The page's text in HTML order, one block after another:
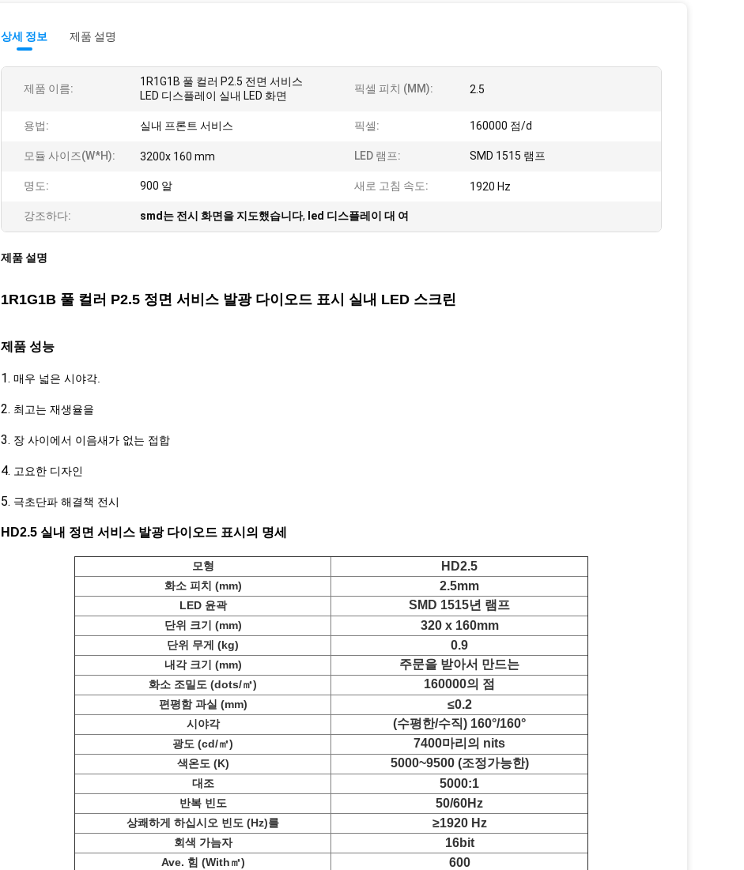
상세 정보 제품 설명
제품 이름:
1R1G1B 풀 컬러 P2.5 전면 서비스
LED 디스플레이 실내 LED 화면
픽셀 피치 (MM): 2.5
용법: 실내 프론트 서비스 픽셀: 160000 점/d
모듈 사이즈(W*H): 3200x 160 mm LED 램프: SMD 1515 램프
명도: 900 알 새로 고침 속도: 1920 Hz
강조하다: smd는 전시 화면을 지도했습니다, led 디스플레이 대 여
제품 설명
1R1G1B 풀 컬러 P2.5 정면 서비스 발광 다이오드 표시 실내 LED 스크린
제품 성능
1. 매우 넓은 시야각.
2. 최고는 재생율을
3. 장 사이에서 이음새가 없는 접합
4. 고요한 디자인
5. 극초단파 해결책 전시
HD2.5 실내 정면 서비스 발광 다이오드 표시의 명세
모형 HD2.5
화소 피치 (mm) 2.5mm
LED 윤곽 SMD 1515년 램프
단위 크기 (mm) 320 x 160mm
단위 무게 (kg) 0.9
내각 크기 (mm) 주문을 받아서 만드는
화소 조밀도 (dots/㎡) 160000의 점
편평함 과실 (mm) ≤0.2
시야각 (수평한/수직) 160°/160°
광도 (cd/㎡) 7400마리의 nits
색온도 (K) 5000~9500 (조정가능한)
대조 5000:1
반복 빈도 50/60Hz
상쾌하게 하십시오 빈도 (Hz)를 ≥1920 Hz
회색 가늠자 16bit
Ave. 힘 (With㎡) 600